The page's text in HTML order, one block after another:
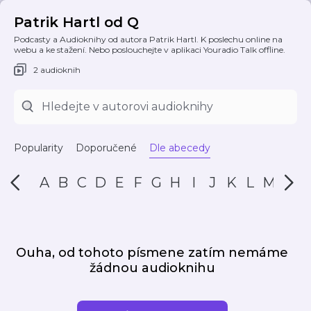
Patrik Hartl od Q
Podcasty a Audioknihy od autora Patrik Hartl. K poslechu online na
webu a ke stažení. Nebo poslouchejte v aplikaci Youradio Talk offline.
2 audioknih
Popularity Doporučené Dle abecedy
A B C D E F G H I J K L M N
Ouha, od tohoto písmene zatím nemáme
žádnou audioknihu